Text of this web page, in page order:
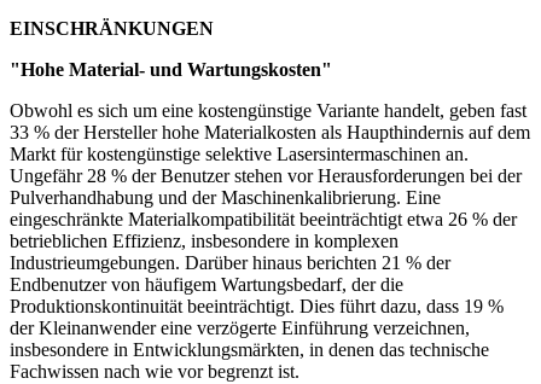
EINSCHRÄNKUNGEN
"Hohe Material- und Wartungskosten"
Obwohl es sich um eine kostengünstige Variante handelt, geben fast
33 % der Hersteller hohe Materialkosten als Haupthindernis auf dem
Markt für kostengünstige selektive Lasersintermaschinen an.
Ungefähr 28 % der Benutzer stehen vor Herausforderungen bei der
Pulverhandhabung und der Maschinenkalibrierung. Eine
eingeschränkte Materialkompatibilität beeinträchtigt etwa 26 % der
betrieblichen Effizienz, insbesondere in komplexen
Industrieumgebungen. Darüber hinaus berichten 21 % der
Endbenutzer von häufigem Wartungsbedarf, der die
Produktionskontinuität beeinträchtigt. Dies führt dazu, dass 19 %
der Kleinanwender eine verzögerte Einführung verzeichnen,
insbesondere in Entwicklungsmärkten, in denen das technische
Fachwissen nach wie vor begrenzt ist.